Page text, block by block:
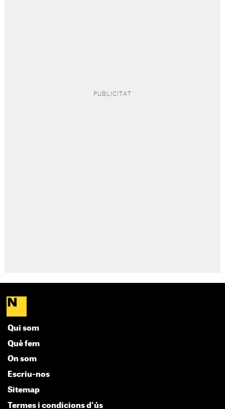
Qui som
Què fem
On som
Escriu-nos
Sitemap
Termes i condicions d'ús